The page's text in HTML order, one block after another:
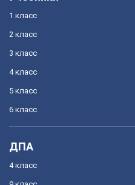
1 класс
2 класс
3 класс
4 класс
5 класс
6 класс
ДПА
4 класс